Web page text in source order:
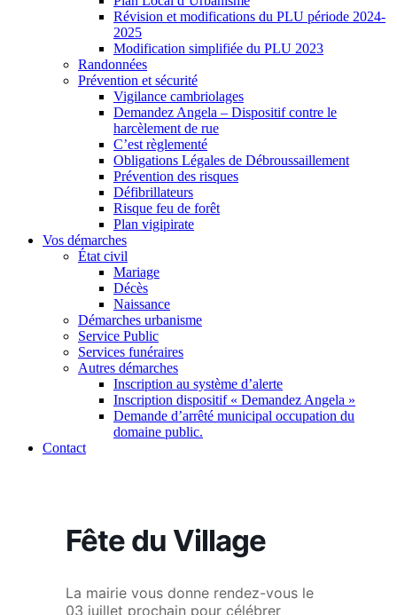
Révision et modifications du PLU période 2024-
2025
Modification simplifiée du PLU 2023
Randonnées
Prévention et sécurité
Vigilance cambriolages
Demandez Angela – Dispositif contre le
harcèlement de rue
C’est règlementé
Obligations Légales de Débroussaillement
Prévention des risques
Défibrillateurs
Risque feu de forêt
Plan vigipirate
Vos démarches
État civil
Mariage
Décès
Naissance
Démarches urbanisme
Service Public
Services funéraires
Autres démarches
Inscription au système d’alerte
Inscription dispositif « Demandez Angela »
Demande d’arrêté municipal occupation du
domaine public.
Contact
Fête du Village
La mairie vous donne rendez-vous le
03 juillet prochain pour célébrer